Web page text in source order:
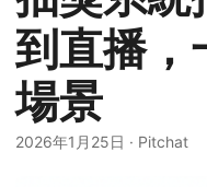
到直播，
場景
2026年1月25日 · Pitchat